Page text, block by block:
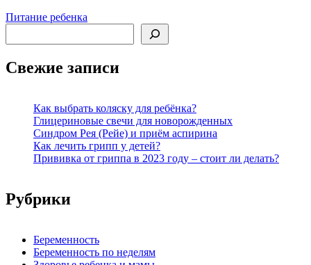
Питание ребенка
Свежие записи
Как выбрать коляску для ребёнка?
Глицериновые свечи для новорожденных
Синдром Рея (Рейе) и приём аспирина
Как лечить грипп у детей?
Прививка от гриппа в 2023 году – стоит ли делать?
Рубрики
Беременность
Беременность по неделям